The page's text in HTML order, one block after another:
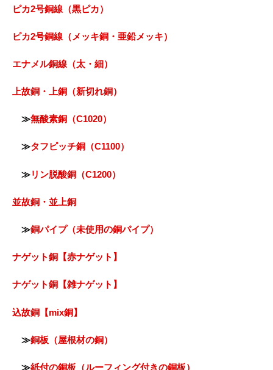
ピカ2号銅線（黒ピカ）
ピカ2号銅線（メッキ銅・亜鉛メッキ）
エナメル銅線（太・細）
上故銅・上銅（新切れ銅）
≫無酸素銅（C1020）
≫タフピッチ銅（C1100）
≫リン脱酸銅（C1200）
並故銅・並上銅
≫銅パイプ（未使用の銅パイプ）
ナゲット銅【赤ナゲット】
ナゲット銅【雑ナゲット】
込故銅【mix銅】
≫銅板（屋根材の銅）
≫紙付の銅板（ルーフィング付きの銅板）